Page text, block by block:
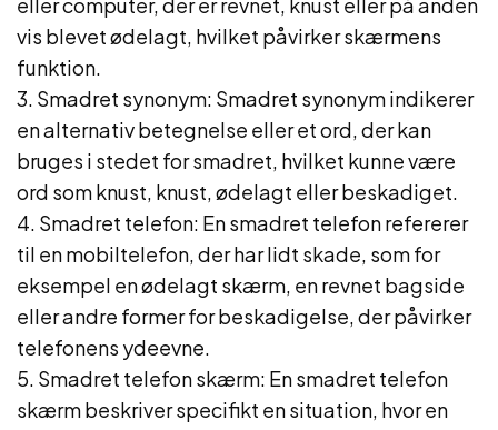
vis blevet ødelagt, hvilket påvirker skærmens
funktion.
3. Smadret synonym: Smadret synonym indikerer
en alternativ betegnelse eller et ord, der kan
bruges i stedet for smadret, hvilket kunne være
ord som knust, knust, ødelagt eller beskadiget.
4. Smadret telefon: En smadret telefon refererer
til en mobiltelefon, der har lidt skade, som for
eksempel en ødelagt skærm, en revnet bagside
eller andre former for beskadigelse, der påvirker
telefonens ydeevne.
5. Smadret telefon skærm: En smadret telefon
skærm beskriver specifikt en situation, hvor en